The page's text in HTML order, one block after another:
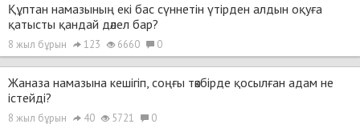
Құптан намазының екі бас сүннетін үтірден алдын оқуға
қатысты қандай дәлел бар?
8 жыл бұрын 123 6660 0
Жаназа намазына кешігіп, соңғы тәкбірде қосылған адам не
істейді?
8 жыл бұрын 40 5721 0